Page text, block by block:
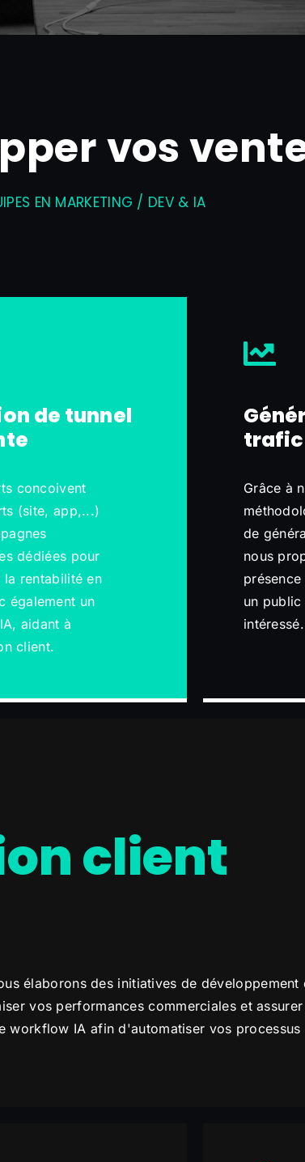
vos
EN MARKETING / DEV & IA
de tunnel
concoivent
(site, app,...)
dédiées pour
la rentabilité en
également un
aidant à
client.
trafic
Grâce à
de
nous
un
intéressé.
client
élaborons des initiatives de développement
vos performances commerciales et
workflow IA afin d'automatiser vos